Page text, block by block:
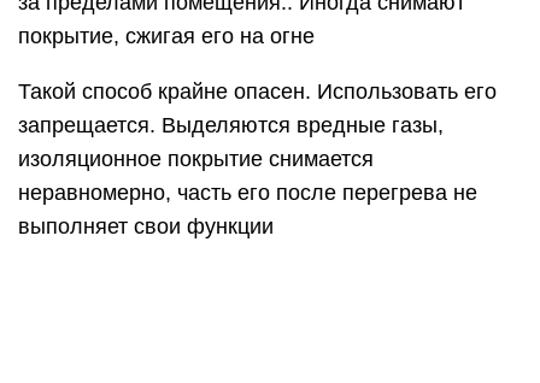
покрытие, сжигая его на огне
Такой способ крайне опасен. Использовать его
запрещается. Выделяются вредные газы,
изоляционное покрытие снимается
неравномерно, часть его после перегрева не
выполняет свои функции